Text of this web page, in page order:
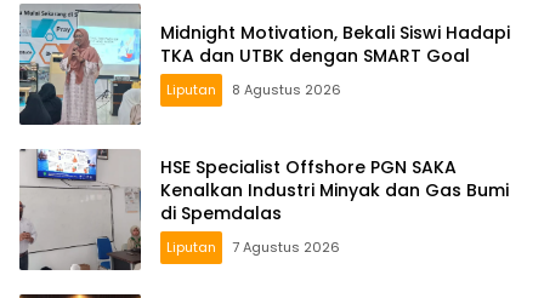
Midnight Motivation, Bekali Siswi Hadapi
TKA dan UTBK dengan SMART Goal
Liputan 8 Agustus 2026
HSE Specialist Offshore PGN SAKA
Kenalkan Industri Minyak dan Gas Bumi
di Spemdalas
Liputan 7 Agustus 2026